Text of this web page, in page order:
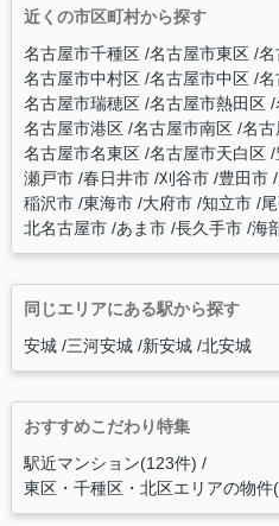
近くの市区町村から探す
名古屋市千種区 名古屋市東区 名
名古屋市中村区 名古屋市中区 名
名古屋市瑞穂区 名古屋市熱田区
名古屋市港区 名古屋市南区 名古
名古屋市名東区 名古屋市天白区
瀬戸市 春日井市 刈谷市 豊田市
稲沢市 東海市 大府市 知立市
北名古屋市 あま市 長久手市 海
同じエリアにある駅から探す
安城 三河安城 新安城 北安城
おすすめこだわり特集
駅近マンション(123件)
東区・千種区・北区エリアの物件